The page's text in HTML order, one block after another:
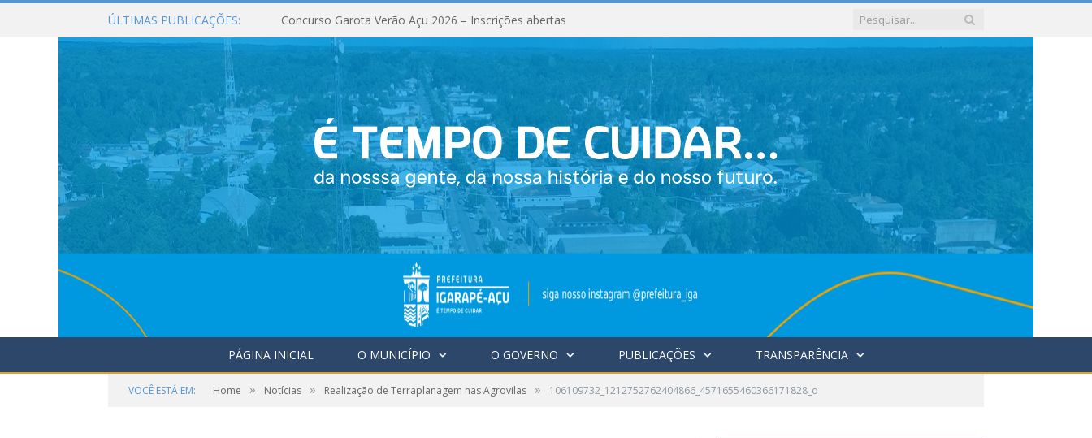
ÚLTIMAS PUBLICAÇÕES: Concurso Garota Verão Açu 2026 – Inscrições abertas
PÁGINA INICIAL O MUNICÍPIO O GOVERNO PUBLICAÇÕES TRANSPARÊNCIA
VOCÊ ESTÁ EM: Home » Notícias » Realização de Terraplanagem nas Agrovilas » 106109732_1212752762404866_4571655460366171828_o